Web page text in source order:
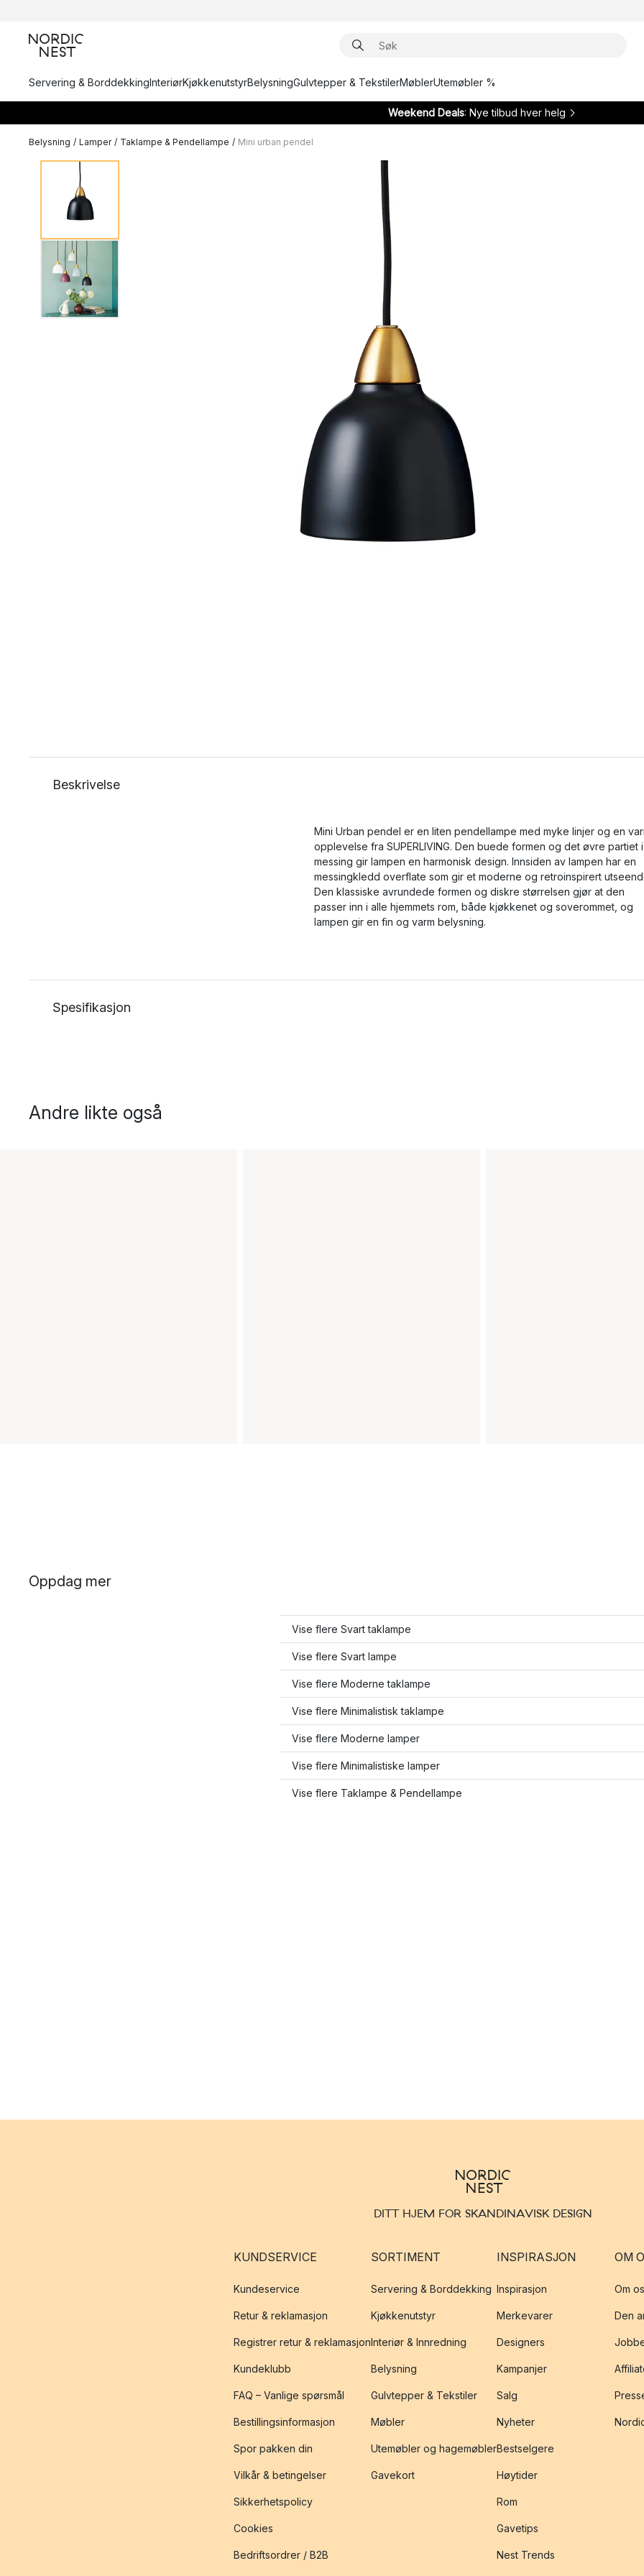
Servering & BorddekkingInteriørKjøkkenutstyrBelysningGulvtepper & TekstilerMøblerUtemøbler %
Weekend Deals: Nye tilbud hver helg
Belysning / Lamper / Taklampe & Pendellampe / Mini urban pendel
Beskrivelse
Mini Urban pendel er en liten pendellampe med myke linjer og en
opplevelse fra SUPERLIVING. Den buede formen og det øvre partiet i
messing gir lampen en harmonisk design. Innsiden av lampen har en
messingkledd overflate som gir et moderne og retroinspirert
Den klassiske avrundede formen og diskre størrelsen gjør at den
passer inn i alle hjemmets rom, både kjøkkenet og soverommet, og
lampen gir en fin og varm belysning.
Spesifikasjon
Andre likte også
Oppdag mer
Vise flere Svart taklampe
Vise flere Svart lampe
Vise flere Moderne taklampe
Vise flere Minimalistisk taklampe
Vise flere Moderne lamper
Vise flere Minimalistiske lamper
Vise flere Taklampe & Pendellampe
DITT HJEM FOR SKANDINAVISK DESIGN
KUNDSERVICE
Kundeservice
Retur & reklamasjon
Registrer retur & reklamasjon
Kundeklubb
FAQ – Vanlige spørsmål
Bestillingsinformasjon
Spor pakken din
Vilkår & betingelser
Sikkerhetspolicy
Cookies
Bedriftsordrer / B2B
SORTIMENT
Servering & Borddekking
Kjøkkenutstyr
Interiør & Innredning
Belysning
Gulvtepper & Tekstiler
Møbler
Utemøbler og hagemøbler
Gavekort
INSPIRASJON
Inspirasjon
Merkevarer
Designers
Kampanjer
Salg
Nyheter
Bestselgere
Høytider
Rom
Gavetips
Nest Trends
OM
Om
Den